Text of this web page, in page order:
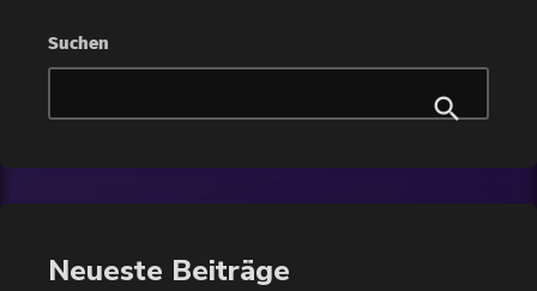
es ist erlaubt, als Rentner einen Nebenjob zu haben. Haben Sie
die Regelaltersgrenze noch nicht erreicht, müssen Sie Ihre
Beschäftigung allerdings dem Rentenversicherungsträger
melden. Egal, wie alt Sie sind, müssen Sie Ihre Einnahmen
Suchen
Neueste Beiträge